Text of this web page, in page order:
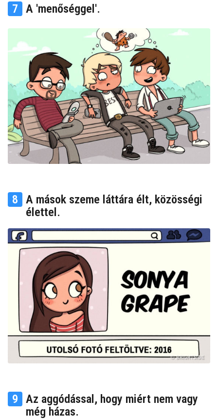
7 A 'menőséggel'.
8 A mások szeme láttára élt, közösségi
élettel.
9 Az aggódással, hogy miért nem vagy
még házas.